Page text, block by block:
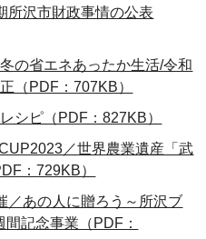
沢市財政事情の公表
の省エネあったか生活/令和
（PDF：707KB）
シピ（PDF：827KB）
／世界農業遺産「武
：729KB）
あの人に贈ろう～所沢ブ
記念事業（PDF：